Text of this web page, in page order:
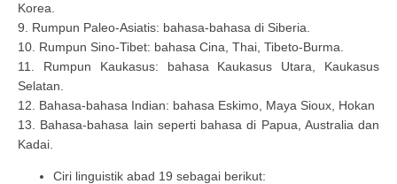
Korea.
9. Rumpun Paleo-Asiatis: bahasa-bahasa di Siberia.
10. Rumpun Sino-Tibet: bahasa Cina, Thai, Tibeto-Burma.
11. Rumpun Kaukasus: bahasa Kaukasus Utara, Kaukasus
Selatan.
12. Bahasa-bahasa Indian: bahasa Eskimo, Maya Sioux, Hokan
13. Bahasa-bahasa lain seperti bahasa di Papua, Australia dan
Kadai.
Ciri linguistik abad 19 sebagai berikut: